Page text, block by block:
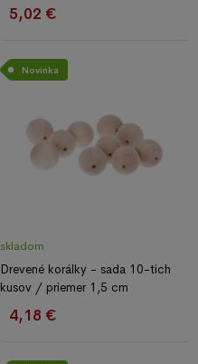
5,02 €
Novinka
skladom
Drevené korálky - sada 10-tich
kusov / priemer 1,5 cm
4,18 €